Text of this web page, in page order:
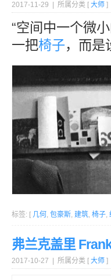
2017-11-29 | 所属分类 [ 大师 ]
“空间中一个微
一把椅子，而是
标签: [ 几何 , 包豪斯, 建筑, 椅子,
弗兰克盖里
2017-10-27 | 所属分类 [ 大师 ]